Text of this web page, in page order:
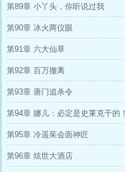
第89章 小丫头，你听说过我
第90章 冰火两仪眼
第91章 六大仙草
第92章 百万撤离
第93章 唐门追杀令
第94章 娜儿：必定是史莱克干的！
第95章 冷遥茱会面神匠
第96章 炫世大酒店